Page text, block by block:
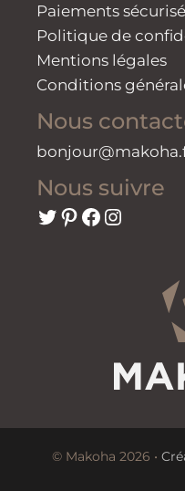
Paiements
Politique de
Mentions légales
Conditions
Nous
Nous suivre
Twitter
Pinterest
Facebook
© Makoha 2026 •